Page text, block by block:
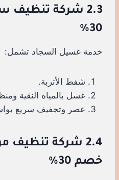
2.3 شركة تنظيف
30%
خدمة غسيل السجاد تشمل:
شفط الأتربة.
غسل بالمياه النقية
عصر وتجفيف سريع
2.4 شركة تنظيف
خصم 30%